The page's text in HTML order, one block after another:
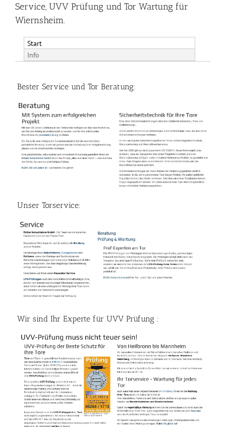
Service, UVV Prüfung und Tor Wartung für
Wiernsheim.
Start
Info
Bester Service und Tor Beratung:
Unser Torservice:
Wir sind Ihr Experte für UVV Prüfung :